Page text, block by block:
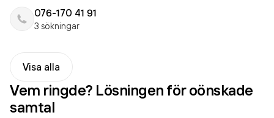
076-170 41 91
3 sökningar
Visa alla
Vem ringde? Lösningen för oönskade
samtal